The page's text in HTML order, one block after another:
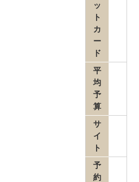
ッ
ト
カ
ー
ド
平
均
予
算
サ
イ
ト
予
約